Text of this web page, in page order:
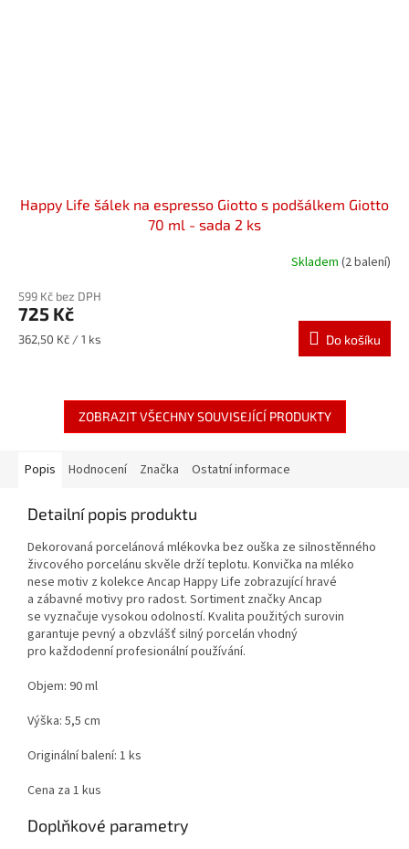
Happy Life šálek na espresso Giotto s podšálkem Giotto
70 ml - sada 2 ks
Skladem (2 balení)
599 Kč bez DPH
725 Kč
Měrná
362,50 Kč / 1 ks Do košíku
ZOBRAZIT VŠECHNY SOUVISEJÍCÍ PRODUKTY
Popis Hodnocení Značka Ostatní informace
Detailní popis produktu
Dekorovaná porcelánová mlékovka bez ouška ze silnostěnného
živcového porcelánu skvěle drží teplotu. Konvička na mléko
nese motiv z kolekce Ancap Happy Life zobrazující hravé
a zábavné motivy pro radost. Sortiment značky Ancap
se vyznačuje vysokou odolností. Kvalita použitých surovin
garantuje pevný a obzvlášť silný porcelán vhodný
pro každodenní profesionální používání.
Objem: 90 ml
Výška: 5,5 cm
Originální balení: 1 ks
Cena za 1 kus
Doplňkové parametry